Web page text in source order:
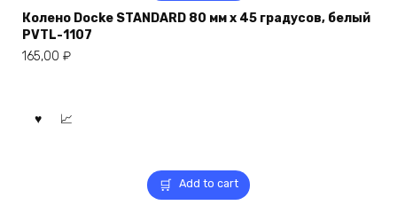
Колено Docke STANDARD 80 мм х 45 градусов, белый
PVTL-1107
165,00 ₽
Add to cart